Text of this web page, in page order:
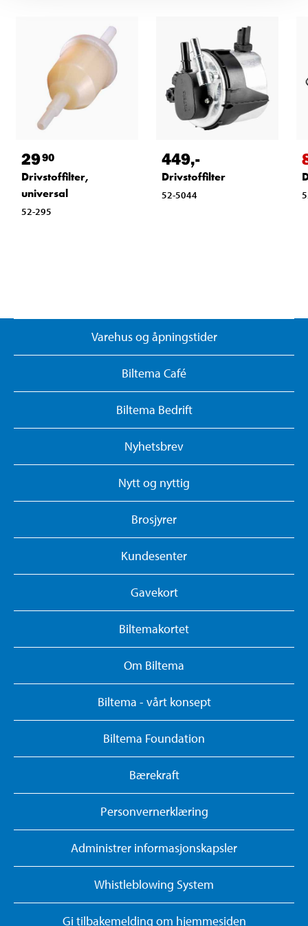
2990
Drivstoffilter,
universal
52-295
449,-
Drivstoffilter
52-5044
Varehus og åpningstider
Biltema Café
Biltema Bedrift
Nyhetsbrev
Nytt og nyttig
Brosjyrer
Kundesenter
Gavekort
Biltemakortet
Om Biltema
Biltema - vårt konsept
Biltema Foundation
Bærekraft
Personvernerklæring
Administrer informasjonskapsler
Whistleblowing System
Gi tilbakemelding om hjemmesiden